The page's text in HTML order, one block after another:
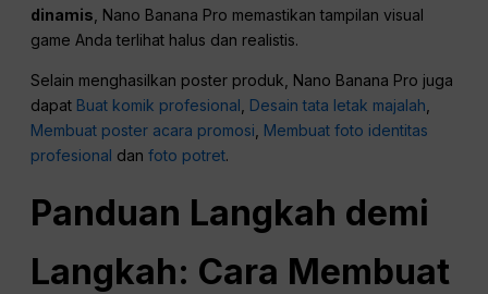
dinamis , Nano Banana Pro memastikan tampilan visual
game Anda terlihat halus dan realistis.
Selain menghasilkan poster produk, Nano Banana Pro juga
dapat Buat komik profesional Desain tata letak majalah
Membuat poster acara promosi Membuat foto identitas
profesional danfoto potret.
Panduan Langkah demi
Langkah: Cara Membuat